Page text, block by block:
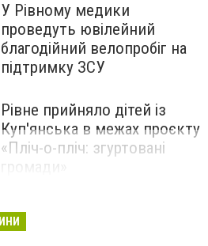
У Рівному медики
проведуть ювілейний
благодійний велопробіг на
підтримку ЗСУ
Рівне прийняло дітей із
Куп'янська в межах проєкту
«Пліч-о-пліч: згуртовані